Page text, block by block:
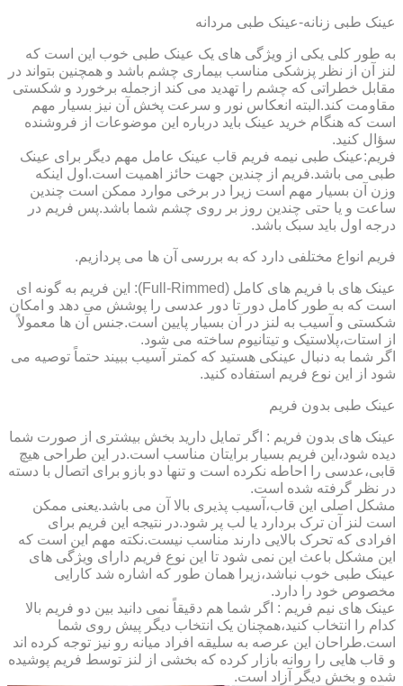
عینک طبی زنانه-عینک طبی مردانه
به طور کلی یکی از ویژگی های یک عینک طبی خوب این است که
لنز آن از نظر پزشکی مناسب بیماری چشم باشد و همچنین بتواند در
مقابل خطراتی که چشم را تهدید می کند ازجمله برخورد و شکستی
مقاومت کند.البته انعکاس نور و سرعت پخش آن نیز بسیار مهم
است که هنگام خرید عینک باید درباره این موضوعات از فروشنده
سؤال کنید.
فریم:عینک طبی نیمه فریم قاب عینک عامل مهم دیگر برای عینک
طبی می باشد.فریم از چندین جهت حائز اهمیت است.اول اینکه
وزن آن بسیار مهم است زیرا در برخی موارد ممکن است چندین
ساعت و یا حتی چندین روز بر روی چشم شما باشد.پس فریم در
درجه اول باید سبک باشد.
فریم انواع مختلفی دارد که به بررسی آن ها می پردازیم.
عینک های با فریم های کامل (Full-Rimmed): این فریم به گونه ای
است که به طور کامل دور تا دور عدسی را پوشش می دهد و امکان
شکستی و آسیب به لنز در آن بسیار پایین است.جنس آن ها معمولاً
از استات،پلاستیک و تیتانیوم ساخته می شود.
اگر شما به دنبال عینکی هستید که کمتر آسیب ببیند حتماً توصیه می
شود از این نوع فریم استفاده کنید.
عینک طبی بدون فریم
عینک های بدون فریم : اگر تمایل دارید بخش بیشتری از صورت شما
دیده شود،این فریم بسیار برایتان مناسب است.در این طراحی هیچ
قابی،عدسی را احاطه نکرده است و تنها دو بازو برای اتصال با دسته
در نظر گرفته شده است.
مشکل اصلی این قاب،آسیب پذیری بالا آن می باشد.یعنی ممکن
است لنز آن ترک بردارد یا لب پر شود.در نتیجه این فریم برای
افرادی که تحرک بالایی دارند مناسب نیست.نکته مهم این است که
این مشکل باعث این نمی شود تا این نوع فریم دارای ویژگی های
عینک طبی خوب نباشد،زیرا همان طور که اشاره شد کارایی
مخصوص خود را دارد.
عینک های نیم فریم : اگر شما هم دقیقاً نمی دانید بین دو فریم بالا
کدام را انتخاب کنید،همچنان یک انتخاب دیگر پیش روی شما
است.طراحان این عرصه به سلیقه افراد میانه رو نیز توجه کرده اند
و قاب هایی را روانه بازار کرده که بخشی از لنز توسط فریم پوشیده
شده و بخش دیگر آزاد است.